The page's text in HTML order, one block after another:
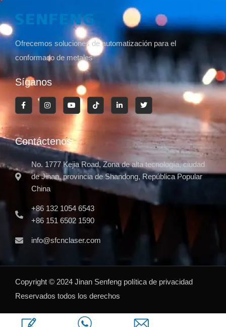
Ofrecemos soluciones de automatización para el
conformado de metales
Síganos
Contáctenos
No. 1777 Kejia Road, Zona de alta tecnología, ciudad
de Jinan, provincia de Shandong, República Popular
China
+86 132 1054 6543
+86 151 6502 1590
info@sfcnclaser.com
Copyright © 2024 Jinan Senfeng política de privacidad
Reservados todos los derechos